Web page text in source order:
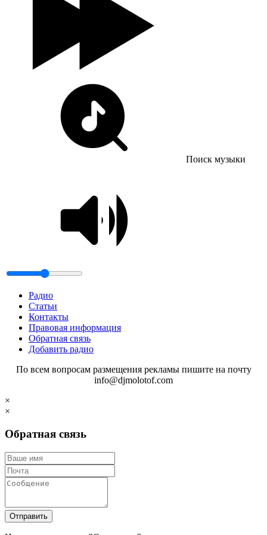
Поиск музыки
Радио
Статьи
Контакты
Правовая информация
Обратная связь
Добавить радио
По всем вопросам размещения рекламы пишите на почту
info@djmolotof.com
×
×
Обратная связь
Отправить